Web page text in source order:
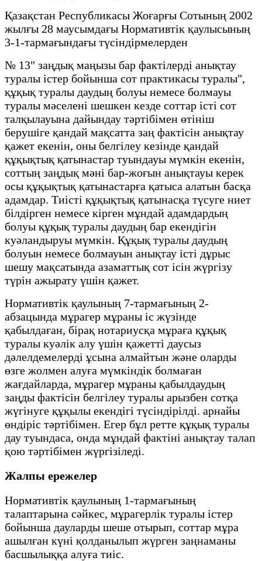
Қазақстан Республикасы Жоғарғы Сотының 2002
жылғы 28 маусымдағы Нормативтік қаулысының
3-1-тармағындағы түсіндірмелерден
№ 13" заңдық маңызы бар фактілерді анықтау
туралы істер бойынша сот практикасы туралы",
құқық туралы даудың болуы немесе болмауы
туралы мәселені шешкен кезде соттар істі сот
талқылауына дайындау тәртібімен өтініш
берушіге қандай мақсатта заң фактісін анықтау
қажет екенін, оны белгілеу кезінде қандай
құқықтық қатынастар туындауы мүмкін екенін,
соттың заңдық мәні бар-жоғын анықтауы керек
осы құқықтық қатынастарға қатыса алатын басқа
адамдар. Тиісті құқықтық қатынасқа түсуге ниет
білдірген немесе кірген мұндай адамдардың
болуы құқық туралы даудың бар екендігін
куәландыруы мүмкін. Құқық туралы даудың
болуын немесе болмауын анықтау істі дұрыс
шешу мақсатында азаматтық сот ісін жүргізу
түрін ажырату үшін қажет.
Нормативтік қаулының 7-тармағының 2-
абзацында мұрагер мұраны іс жүзінде
қабылдаған, бірақ нотариусқа мұраға құқық
туралы куәлік алу үшін қажетті даусыз
дәлелдемелерді ұсына алмайтын және оларды
өзге жолмен алуға мүмкіндік болмаған
жағдайларда, мұрагер мұраны қабылдаудың
заңды фактісін белгілеу туралы арызбен сотқа
жүгінуге құқылы екендігі түсіндірілді. арнайы
өндіріс тәртібімен. Егер бұл ретте құқық туралы
дау туындаса, онда мұндай фактіні анықтау талап
қою тәртібімен жүргізіледі.
Жалпы ережелер
Нормативтік қаулының 1-тармағының
талаптарына сәйкес, мұрагерлік туралы істер
бойынша дауларды шеше отырып, соттар мұра
ашылған күні қолданылып жүрген заңнаманы
басшылыққа алуға тиіс.